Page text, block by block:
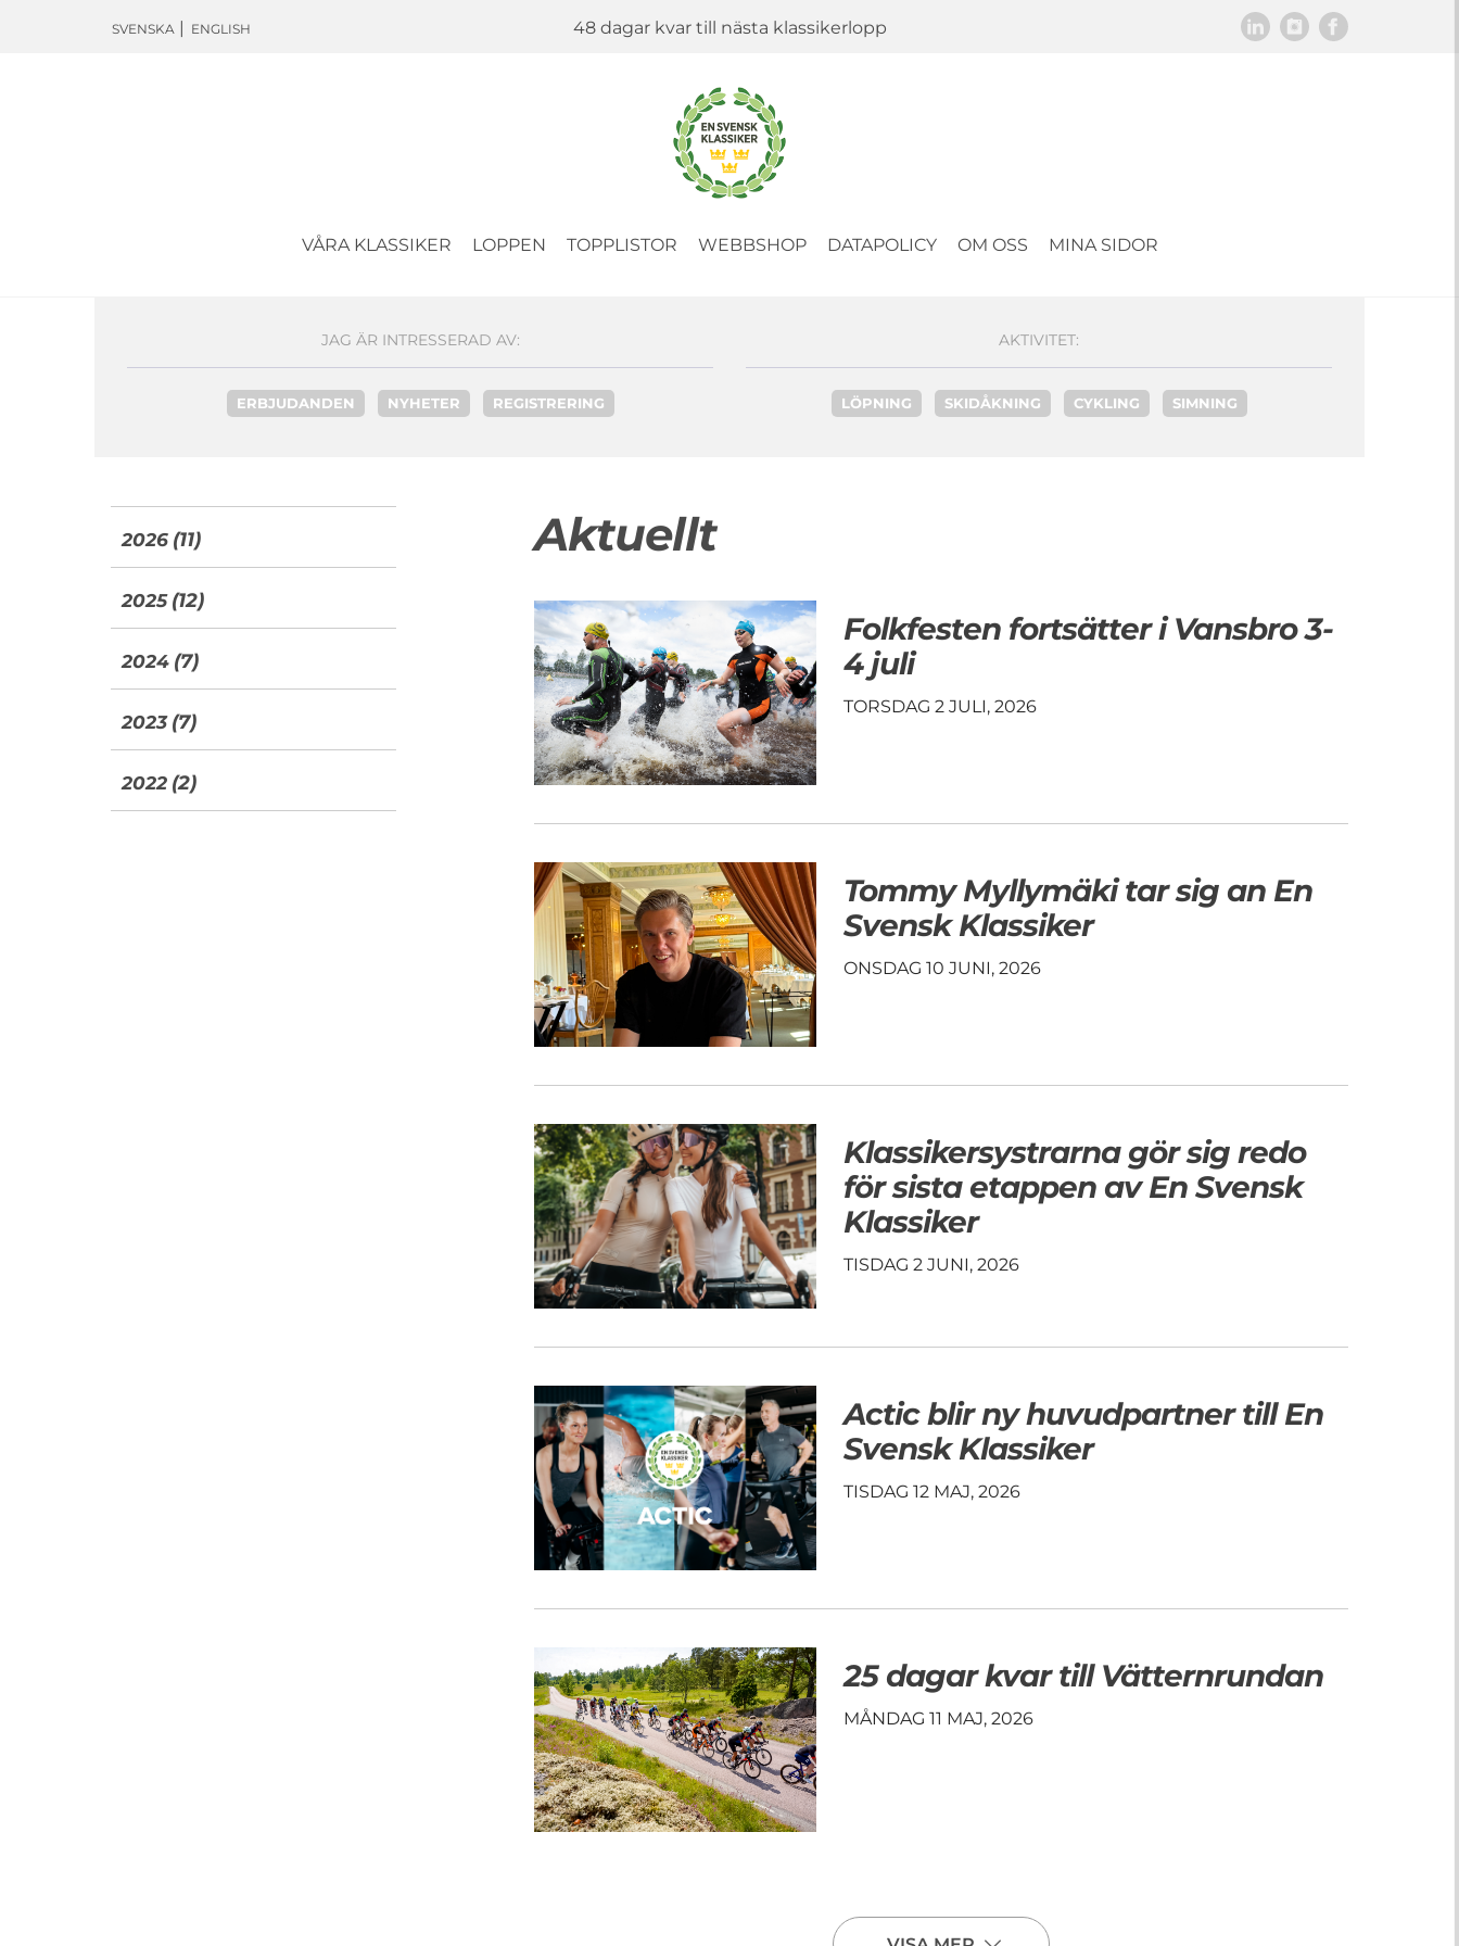
SVENSKA ENGLISH 48 dagar kvar till nästa klassikerlopp
VÅRA KLASSIKER LOPPEN TOPPLISTOR WEBBSHOP DATAPOLICY OM OSS MINA SIDOR
JAG ÄR INTRESSERAD AV:
ERBJUDANDEN NYHETER REGISTRERING
AKTIVITET:
LÖPNING SKIDÅKNING CYKLING SIMNING
2026 (11)
2025 (12)
2024 (7)
2023 (7)
2022 (2)
Aktuellt
Folkfesten fortsätter i Vansbro 3-
4 juli
TORSDAG 2 JULI, 2026
Tommy Myllymäki tar sig an En
Svensk Klassiker
ONSDAG 10 JUNI, 2026
Klassikersystrarna gör sig redo
för sista etappen av En Svensk
Klassiker
TISDAG 2 JUNI, 2026
Actic blir ny huvudpartner till En
Svensk Klassiker
TISDAG 12 MAJ, 2026
25 dagar kvar till Vätternrundan
MÅNDAG 11 MAJ, 2026